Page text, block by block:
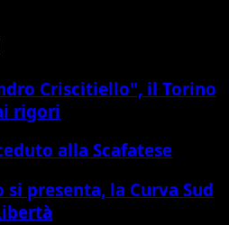
Criscitiello", il Torino
rigori
alla Scafatese
presenta, la Curva Sud